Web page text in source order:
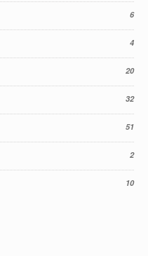
6
4
20
32
51
2
10